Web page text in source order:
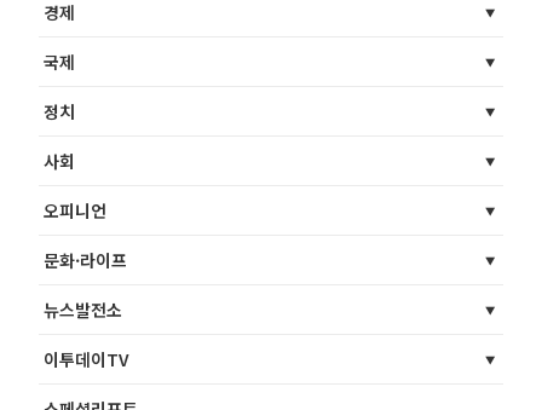
경제
국제
정치
사회
오피니언
문화·라이프
뉴스발전소
이투데이TV